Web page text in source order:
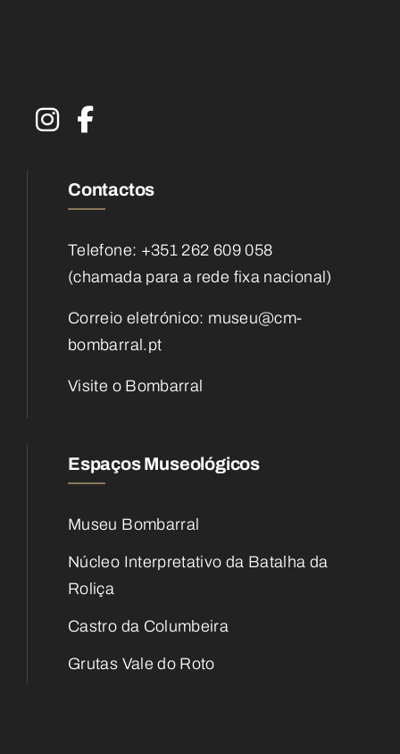
Contactos
Telefone: +351 262 609 058
(chamada para a rede fixa nacional)
Correio eletrónico: museu@cm-
bombarral.pt
Visite o Bombarral
Espaços Museológicos
Museu Bombarral
Núcleo Interpretativo da Batalha da
Roliça
Castro da Columbeira
Grutas Vale do Roto